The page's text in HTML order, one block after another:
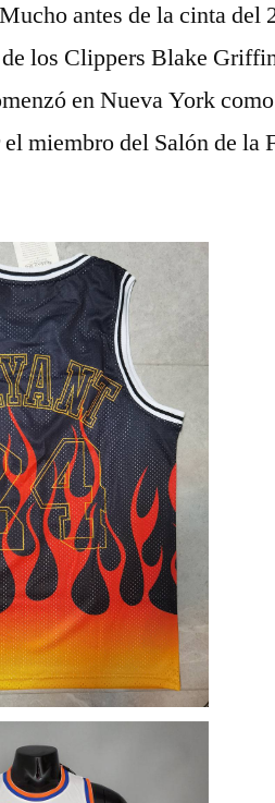
antes de la cinta del
los Clippers Blake
en Nueva York
miembro del Salón de la